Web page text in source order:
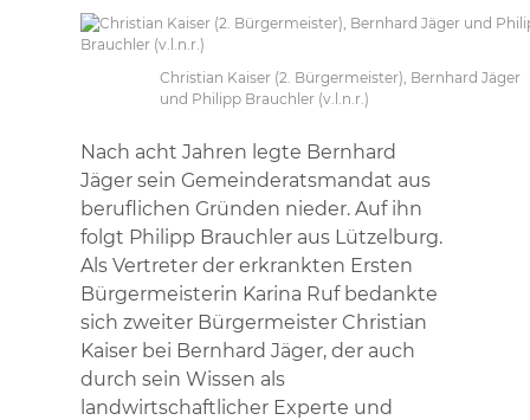
Christian Kaiser (2. Bürgermeister), Bernhard Jäger
und Philipp Brauchler (v.l.n.r.)
Nach acht Jahren legte Bernhard
Jäger sein Gemeinderatsmandat aus
beruflichen Gründen nieder. Auf ihn
folgt Philipp Brauchler aus Lützelburg.
Als Vertreter der erkrankten Ersten
Bürgermeisterin Karina Ruf bedankte
sich zweiter Bürgermeister Christian
Kaiser bei Bernhard Jäger, der auch
durch sein Wissen als
landwirtschaftlicher Experte und